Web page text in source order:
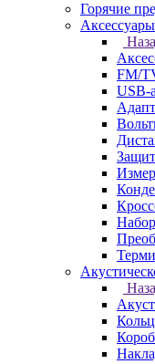
Горячие
Аксессуары
FM/
USB-